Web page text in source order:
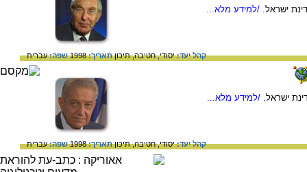
ישראל. /למידע מלא...
קהל יעד:יסודי,חטיבה,תיכוןתאריך:1998 שפה:עברית
ישראל. /למידע מלא...
קהל יעד:יסודי,חטיבה,תיכוןתאריך:1998 שפה:עברית